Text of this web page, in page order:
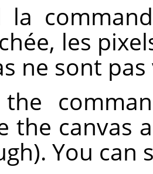
la
les
ne sont
the canvas
You can